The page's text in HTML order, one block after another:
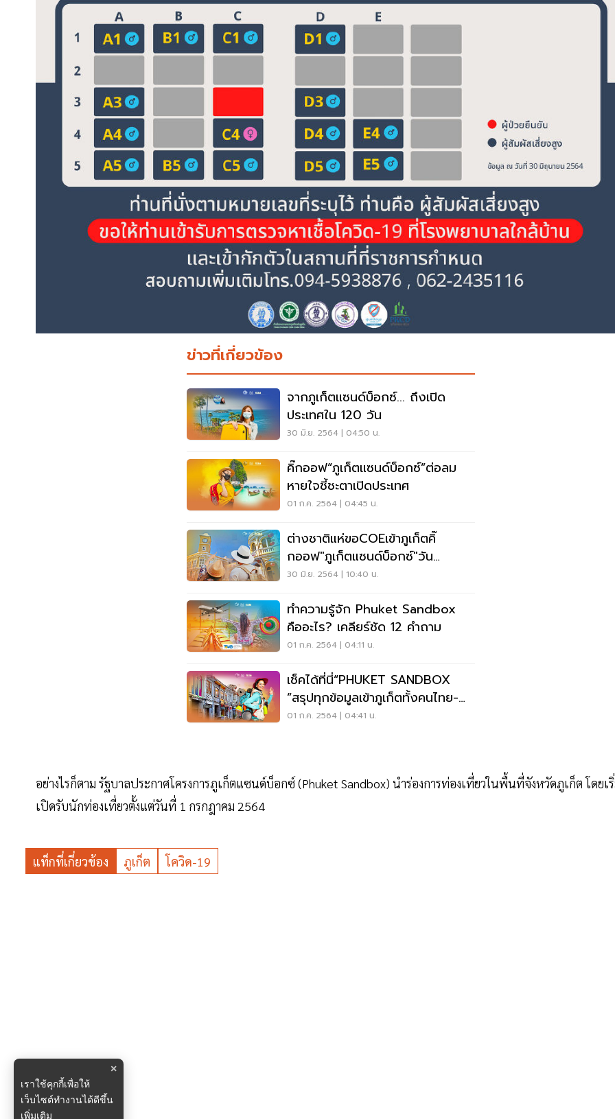
ข่าวที่เกี่ยวข้อง
จากภูเก็ตแซนด์บ็อกซ์... ถึงเปิด
ประเทศใน 120 วัน
30 มิ.ย. 2564 | 04:50 น.
คิ๊กออฟ“ภูเก็ตแซนด์บ็อกซ์”ต่อลม
หายใจชี้ชะตาเปิดประเทศ
01 ก.ค. 2564 | 04:45 น.
ต่างชาติแห่ขอCOEเข้าภูเก็ตคิ๊
กออฟ"ภูเก็ตแซนด์บ็อกซ์"วัน
แรก1ก.ค.ผ่านแล้ว300คน
30 มิ.ย. 2564 | 10:40 น.
ทำความรู้จัก Phuket Sandbox
คืออะไร? เคลียร์ชัด 12 คำถาม
01 ก.ค. 2564 | 04:11 น.
เช็คได้ที่นี่“PHUKET SANDBOX
”สรุปทุกข้อมูลเข้าภูเก็ตทั้งคนไทย-
ต่างชาติ
01 ก.ค. 2564 | 04:41 น.
อย่างไรก็ตาม รัฐบาลประกาศโครงการภูเก็ตแซนด์บ็อกซ์ (Phuket Sandbox) นำร่องการท่องเที่ยวในพื้นที่จังหวัดภูเก็ต โดยเ
เปิดรับนักท่องเที่ยวตั้งแต่วันที่ 1 กรกฎาคม 2564
แท็กที่เกี่ยวข้อง ภูเก็ต โควิด-19
×
เราใช้คุกกี้เพื่อให้
เว็บไซต์ทำงานได้ดีขึ้น
เพิ่มเติม